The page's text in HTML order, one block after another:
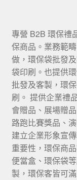
專營 B2B 環保禮
保商品。業務範
做，環保袋批發
袋印刷。也提供
批發及客製，環
刷。 提供企業禮
會贈品、展場贈
路跑比賽獎品、
建立企業形象宣
重要性，環保商
便當盒、環保袋
製，環保客皆可